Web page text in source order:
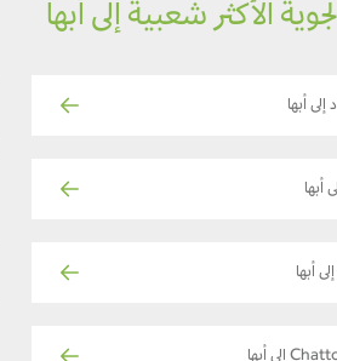
الأكثر شعبية إلى أبها
أبها
أبها
أبها